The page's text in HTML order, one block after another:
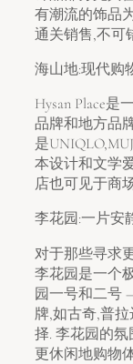
有潮流的饰品
通关销售,不可
海山地:现代购
Hysan Place
品牌和地方品
是
本设计和文学
店也可见于商
李花园:一片安
对于那些寻求
李花园是一个
园一号和二号
牌,如古奇,普
择. 李花园的
更休闲地购物